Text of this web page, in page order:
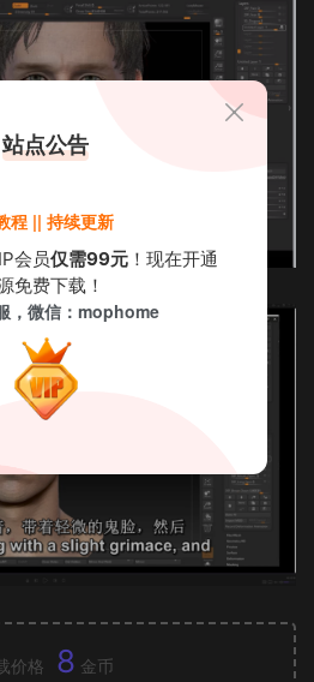
价格 8 金币
站点公告
程 || 持续更新
会员仅需99元 ！现在开通
免费下载！
，微信：mophome